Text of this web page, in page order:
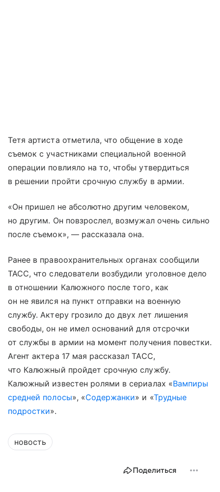
Тетя артиста отметила, что общение в ходе
съемок с участниками специальной военной
операции повлияло на то, чтобы утвердиться
в решении пройти срочную службу в армии.
«Он пришел не абсолютно другим человеком,
но другим. Он повзрослел, возмужал очень сильно
после съемок», — рассказала она.
Ранее в правоохранительных органах сообщили
ТАСС, что следователи возбудили уголовное дело
в отношении Калюжного после того, как
он не явился на пункт отправки на военную
службу. Актеру грозило до двух лет лишения
свободы, он не имел оснований для отсрочки
от службы в армии на момент получения повестки.
Агент актера 17 мая рассказал ТАСС,
что Калюжный пройдет срочную службу.
Калюжный известен ролями в сериалах «Вампиры
средней полосы», «Содержанки» и «Трудные
подростки».
новость
Поделиться